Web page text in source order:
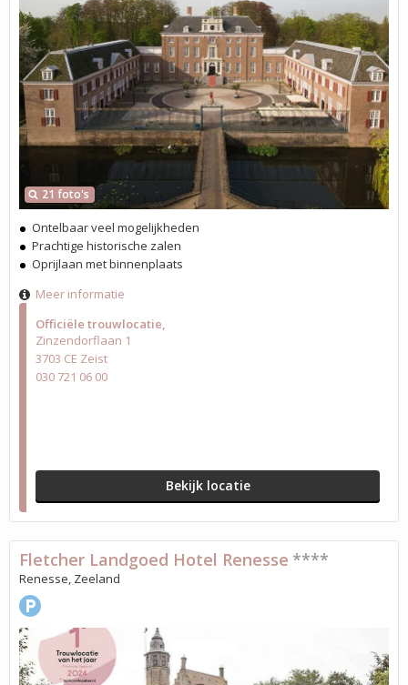
Officiële trouwlocatie
Zinzendorflaan 1
3703 CE Zeist
030 721 06 00
Bekijk locatie
21 foto's
Ontelbaar veel mogelijkheden
Prachtige historische zalen
Oprijlaan met binnenplaats
Meer informatie
Fletcher Landgoed Hotel Renesse ****
Renesse, Zeeland